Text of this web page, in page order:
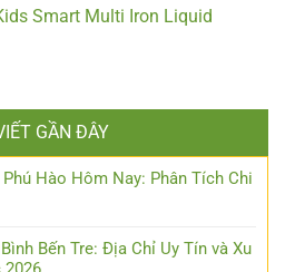
Smart Multi Iron Liquid
GẦN ĐÂY
Phú Hào Hôm Nay: Phân Tích Chi
Bến Tre: Địa Chỉ Uy Tín và Xu